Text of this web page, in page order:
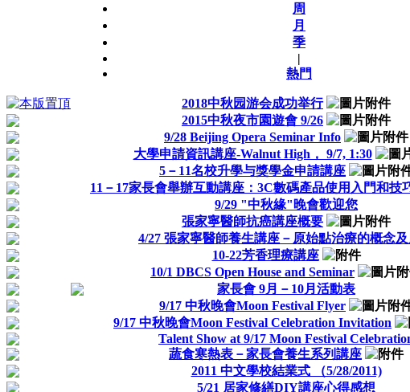
周
月
季
|
熱門
2018中秋园游会成功举行
2015中秋夜市園遊會 9/26
9/28 Beijing Opera Seminar Info
大學申請資訊講座-Walnut High， 9/7, 1:30
5－11名校升學与獎學金申請講座
11－17家長會舉辦互動講座：3C數碼產品使用入門和技
9/29 "中秋緣"晚會歡迎您
張家寧醫師抗癌講座概要
4/27 張家寧醫師養生講座－原始點治療的概念及
10-22芳香理療講座
10/1 DBCS Open House and Seminar
家長會 9月－10月活動表
9/17 中秋晚會Moon Festival Flyer
9/17 中秋晚會Moon Festival Celebration Invitation
Talent Show at 9/17 Moon Festival
蔬食寒熱表－家長會養生系列講座
2011 中文學校結業式 （5/28/2011)
5/21 居家修繕DIY講座心得感想